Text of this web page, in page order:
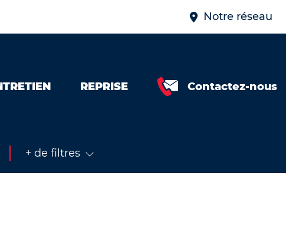
Notre réseau
REPRISE Contactez-nous
+ de filtres